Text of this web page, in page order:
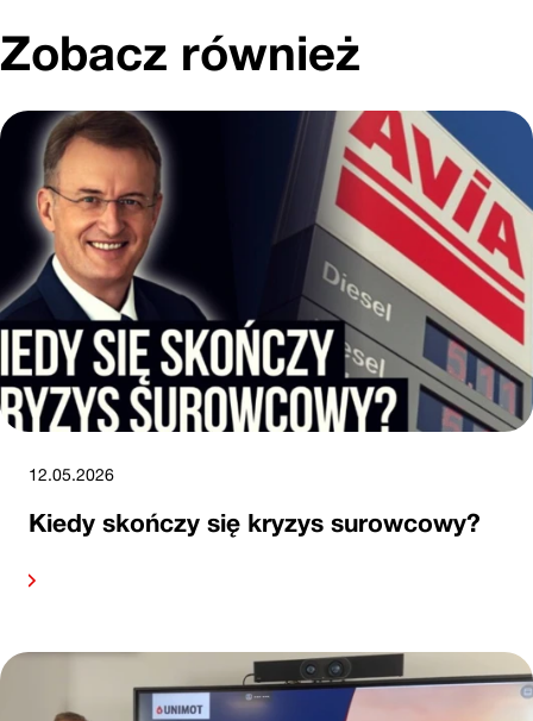
Zobacz również
12.05.2026
Kiedy skończy się kryzys surowcowy?